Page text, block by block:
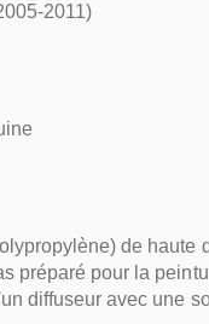
2011)
de haute
préparé pour la
diffuseur avec une